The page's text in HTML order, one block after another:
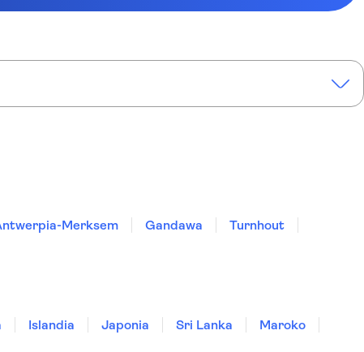
Merksem Gandawa
Turnhout
Islandia Japonia Sri Lanka
Maroko